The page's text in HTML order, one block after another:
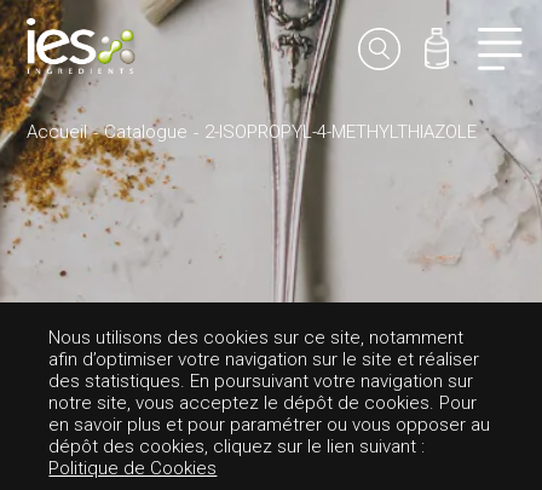
Accueil Catalogue 2-ISOPROPYL-4-METHYLTHIAZOLE
AROMES-SALÉ
2-ISOPROPYL-4-M
Nous utilisons des cookies sur ce site, notamment
afin d’optimiser votre navigation sur le site et réaliser
des statistiques. En poursuivant votre navigation sur
notre site, vous acceptez le dépôt de cookies. Pour
en savoir plus et pour paramétrer ou vous opposer au
dépôt des cookies, cliquez sur le lien suivant :
Politique de Cookies